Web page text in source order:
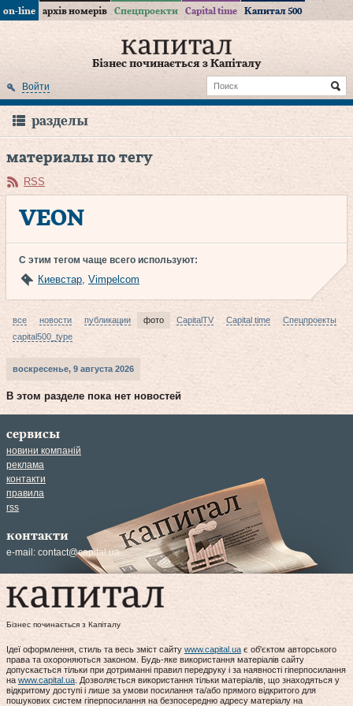
on-line архів номерів Спецпроекти Capital time Капитал 500
Бізнес починається з Капіталу
Войти
разделы
материалы по тегу
RSS
VEON
С этим тегом чаще всего используют:
Киевстар, Vimpelcom
все новости публикации фото CapitalTV Capital time
Спецпроекты
capital500_type
воскресенье, 9 августа 2026
В этом разделе пока нет новостей
сервисы
новини компаній
реклама
контакти
правила
rss
контакти
e-mail: contact@capital.ua
Бізнес починається з Капіталу
Ідеї оформлення, стиль та весь зміст сайту www.capital.ua є об'єктом авторського
права та охороняються законом. Будь-яке використання матеріалів сайту
допускається тільки при дотриманні правил передруку і за наявності гіперпосилання
на www.capital.ua . Дозволяється використання тільки матеріалів, що знаходяться у
відкритому доступі і лише за умови посилання та/або прямого відкритого для
пошукових систем гіперпосилання на безпосередню адресу матеріалу на